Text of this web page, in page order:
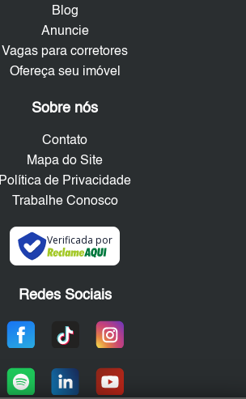
Blog
Anuncie
Vagas para corretores
Ofereça seu imóvel
Sobre nós
Contato
Mapa do Site
Política de Privacidade
Trabalhe Conosco
Verificada por
Redes Sociais